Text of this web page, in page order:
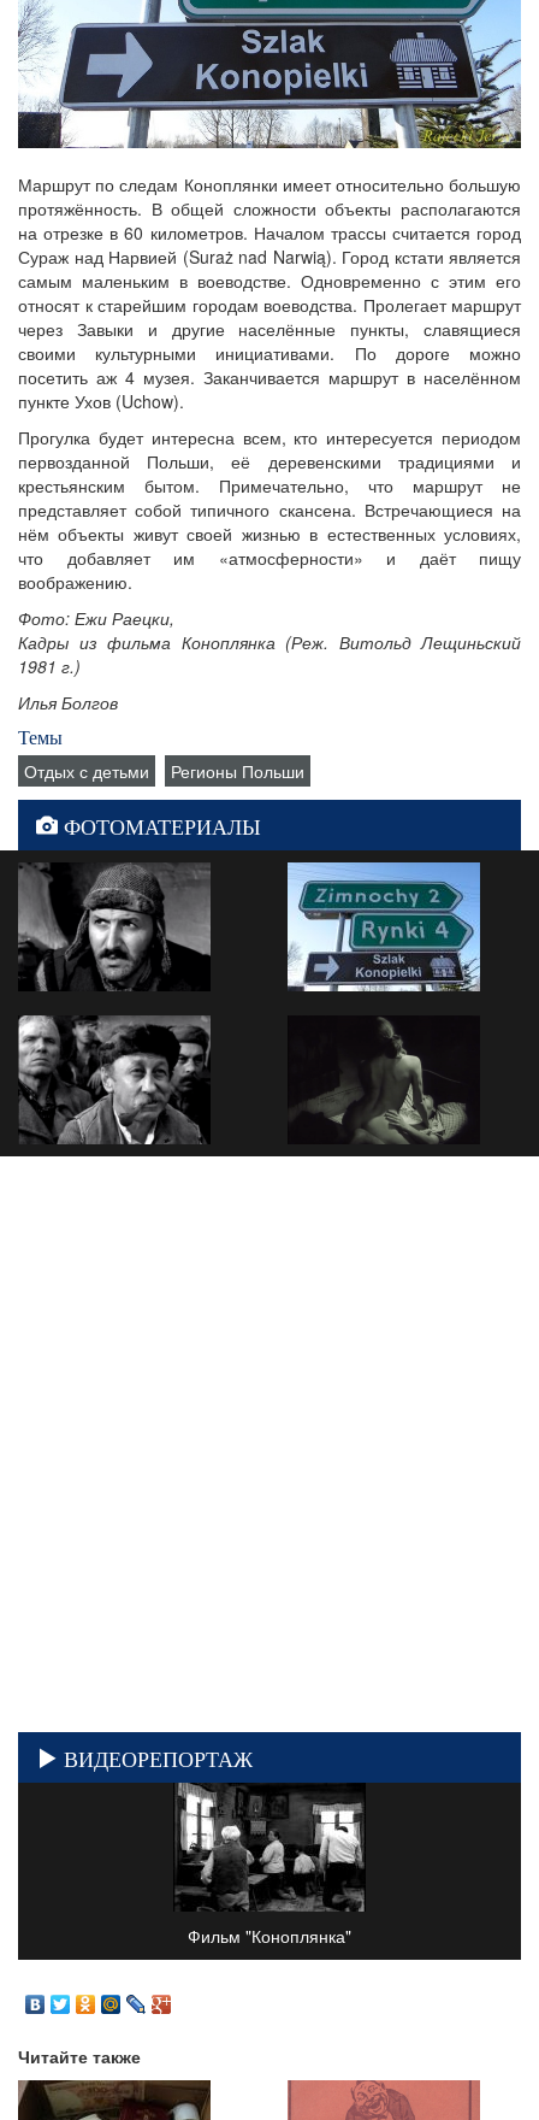
Маршрут по следам Коноплянки имеет относительно большую
протяжённость. В общей сложности объекты располагаются
на отрезке в 60 километров. Началом трассы считается город
Сураж над Нарвией (Suraż nad Narwią). Город кстати является
самым маленьким в воеводстве. Одновременно с этим его
относят к старейшим городам воеводства. Пролегает маршрут
через Завыки и другие населённые пункты, славящиеся
своими культурными инициативами. По дороге можно
посетить аж 4 музея. Заканчивается маршрут в населённом
пункте Ухов (Uchow).
Прогулка будет интересна всем, кто интересуется периодом
первозданной Польши, её деревенскими традициями и
крестьянским бытом. Примечательно, что маршрут не
представляет собой типичного скансена. Встречающиеся на
нём объекты живут своей жизнью в естественных условиях,
что добавляет им «атмосферности» и даёт пищу
воображению.
Фото: Ежи Раецки,
Кадры из фильма Коноплянка (Реж. Витольд Лещиньский
1981 г.)
Илья Болгов
Темы
Отдых с детьми Регионы Польши
ФОТОМАТЕРИАЛЫ
ВИДЕОРЕПОРТАЖ
Фильм "Коноплянка"
Читайте также